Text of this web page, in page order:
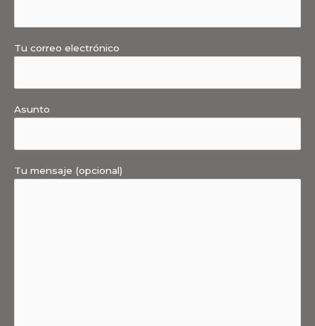
Tu correo electrónico
Asunto
Tu mensaje (opcional)